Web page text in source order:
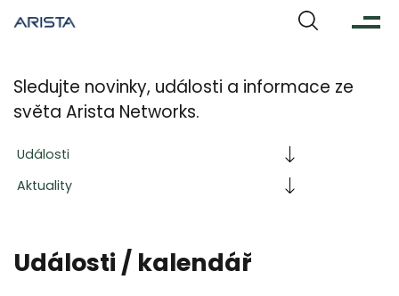
Infohub
Sledujte novinky, události a informace ze
světa Arista Networks.
Události
Aktuality
Události / kalendář